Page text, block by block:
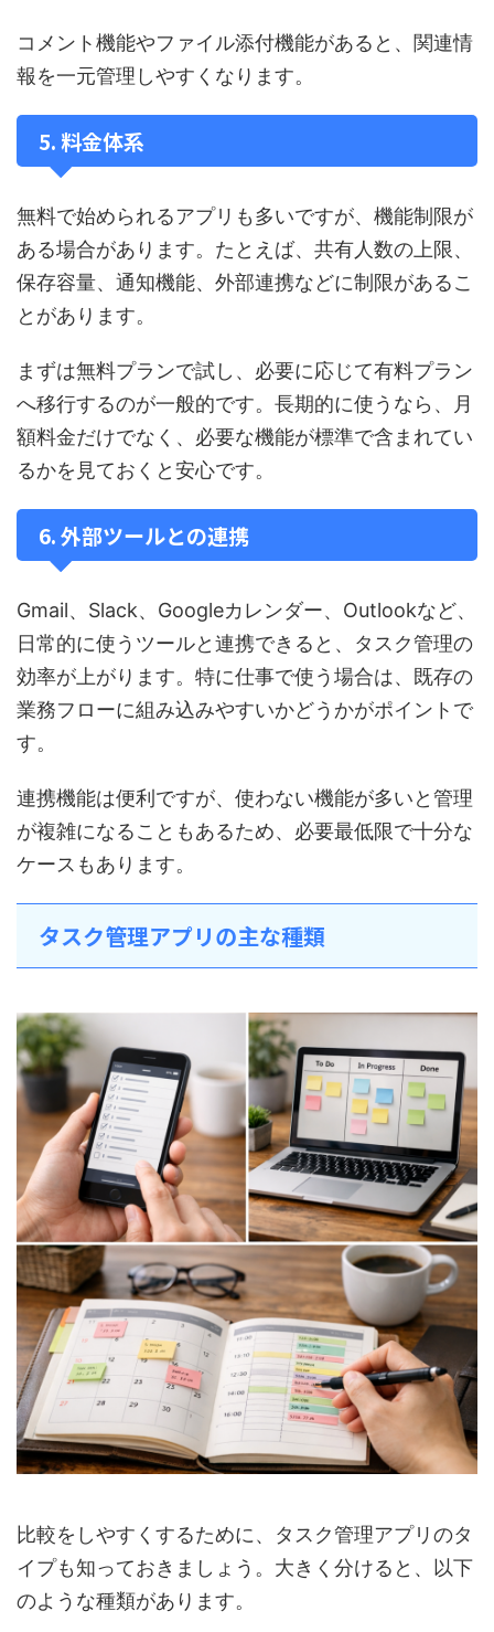
コメント機能やファイル添付機能があると、関連情
報を一元管理しやすくなります。
5. 料金体系
無料で始められるアプリも多いですが、機能制限が
ある場合があります。たとえば、共有人数の上限、
保存容量、通知機能、外部連携などに制限があるこ
とがあります。
まずは無料プランで試し、必要に応じて有料プラン
へ移行するのが一般的です。長期的に使うなら、月
額料金だけでなく、必要な機能が標準で含まれてい
るかを見ておくと安心です。
6. 外部ツールとの連携
Gmail、Slack、Googleカレンダー、Outlookなど、
日常的に使うツールと連携できると、タスク管理の
効率が上がります。特に仕事で使う場合は、既存の
業務フローに組み込みやすいかどうかがポイントで
す。
連携機能は便利ですが、使わない機能が多いと管理
が複雑になることもあるため、必要最低限で十分な
ケースもあります。
タスク管理アプリの主な種類
比較をしやすくするために、タスク管理アプリのタ
イプも知っておきましょう。大きく分けると、以下
のような種類があります。